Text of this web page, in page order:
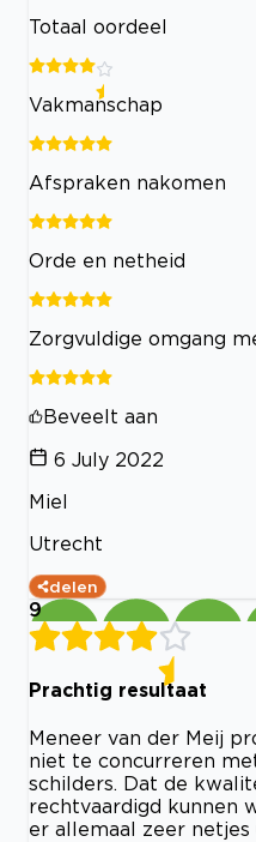
Totaal oordeel
Vakmanschap
Afspraken nakomen
Orde en netheid
Zorgvuldige omgang
Beveelt aan
6 July 2022
Miel
Utrecht
delen
9
Prachtig resultaat
Meneer van der Meij
niet te concurreren
schilders. Dat de
rechtvaardigd kunnen
er allemaal zeer netjes